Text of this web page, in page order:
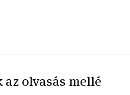
olvasás mellé